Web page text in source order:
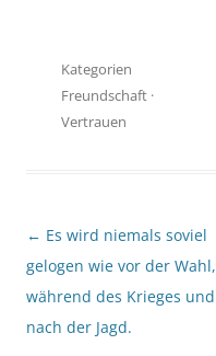
Kategorien
Freundschaft ·
Vertrauen
Beitragsnavigation
← Es wird niemals soviel
gelogen wie vor der Wahl,
während des Krieges und
nach der Jagd.